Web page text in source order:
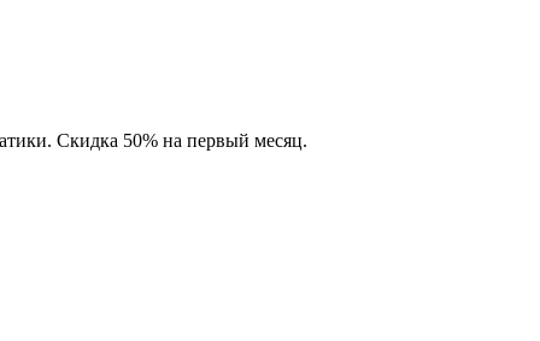
Скидка 50% на первый месяц.